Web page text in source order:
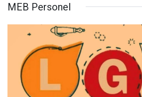
MEB Personel